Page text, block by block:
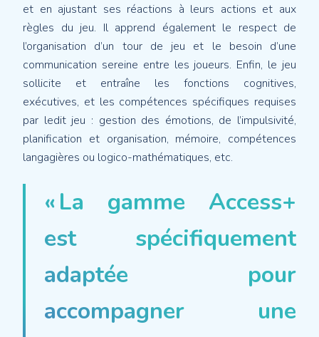
et en ajustant ses réactions à leurs actions et aux
règles du jeu. Il apprend également le respect de
l’organisation d’un tour de jeu et le besoin d’une
communication sereine entre les joueurs. Enfin, le jeu
sollicite et entraîne les fonctions cognitives,
exécutives, et les compétences spécifiques requises
par ledit jeu : gestion des émotions, de l’impulsivité,
planification et organisation, mémoire, compétences
langagières ou logico-mathématiques, etc.
« La gamme Access+
est spécifiquement
adaptée pour
accompagner une